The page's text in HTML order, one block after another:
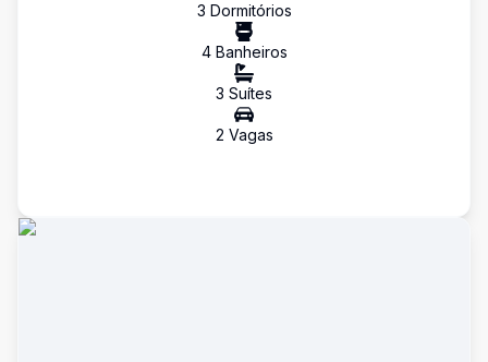
3 Dormitórios
4Banheiros
3 Suítes
2 Vagas